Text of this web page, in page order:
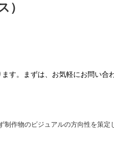
）
す。まずは、お気軽にお問い合
作物のビジュアルの方向性を策定